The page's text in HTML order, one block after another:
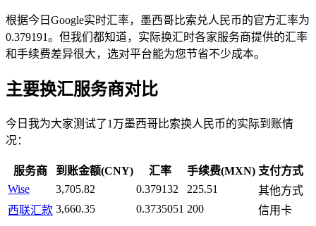
根据今日Google实时汇率，墨西哥比索兑人民币的官方汇率为
0.379191。但我们都知道，实际换汇时各家服务商提供的汇率
和手续费差异很大，选对平台能为您节省不少成本。
主要换汇服务商对比
今日我为大家测试了1万墨西哥比索换人民币的实际到账情
况：
服务商 到账金额(CNY) 汇率 手续费(MXN) 支付方式
Wise
3,705.82 0.379132 225.51
其他方式
西联汇款 3,660.35 0.3735051 200 信用卡